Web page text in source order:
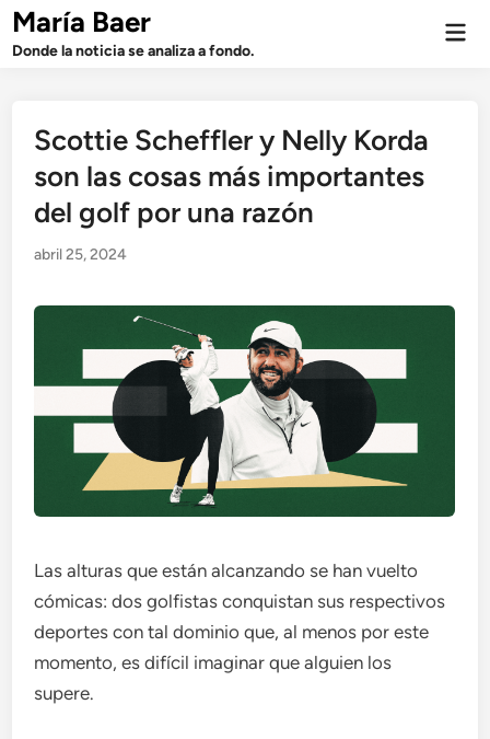
Saltar
contenido
María Baer
Donde la noticia se analiza a fondo.
Scottie Scheffler y Nelly Korda
son las cosas más importantes
del golf por una razón
abril 25, 2024
Las alturas que están alcanzando se han vuelto
cómicas: dos golfistas conquistan sus respectivos
deportes con tal dominio que, al menos por este
momento, es difícil imaginar que alguien los
supere.